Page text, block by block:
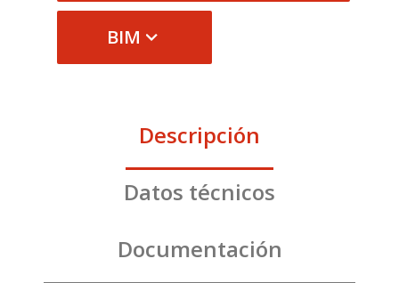
BIM
Descripción
Datos técnicos
Documentación